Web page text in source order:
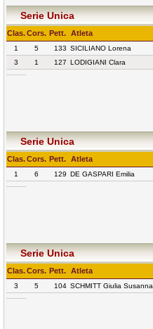
Serie Unica
Clas.Cors. Pett. Atleta
1 5 133 SICILIANO Lorena
3
1 127 LODIGIANI Clara
Serie Unica
Clas.Cors. Pett. Atleta
1 6 129 DE GASPARI Emilia
Serie Unica
Clas.Cors. Pett. Atleta
3 5 104 SCHMITT Giulia Susanna